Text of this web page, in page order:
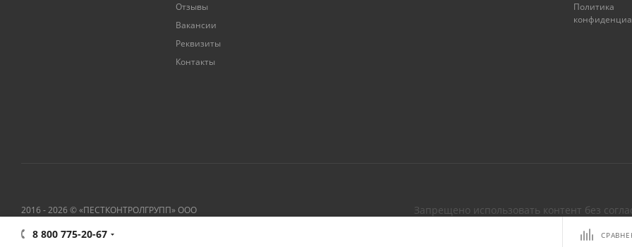
Отзывы
Вакансии
Реквизиты
Контакты
Политика
2016 - 2026 © «ПЕСТКОНТРОЛГРУПП» ООО
Запрещено использовать контент без
8 800 775-20-67